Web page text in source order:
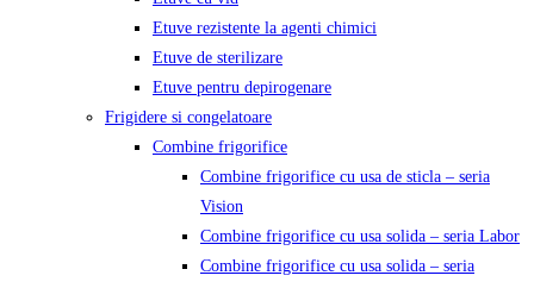
Etuve rezistente la agenti chimici
Etuve de sterilizare
Etuve pentru depirogenare
Frigidere si congelatoare
Combine frigorifice
Combine frigorifice cu usa de sticla – seria
Vision
Combine frigorifice cu usa solida – seria Labor
Combine frigorifice cu usa solida – seria